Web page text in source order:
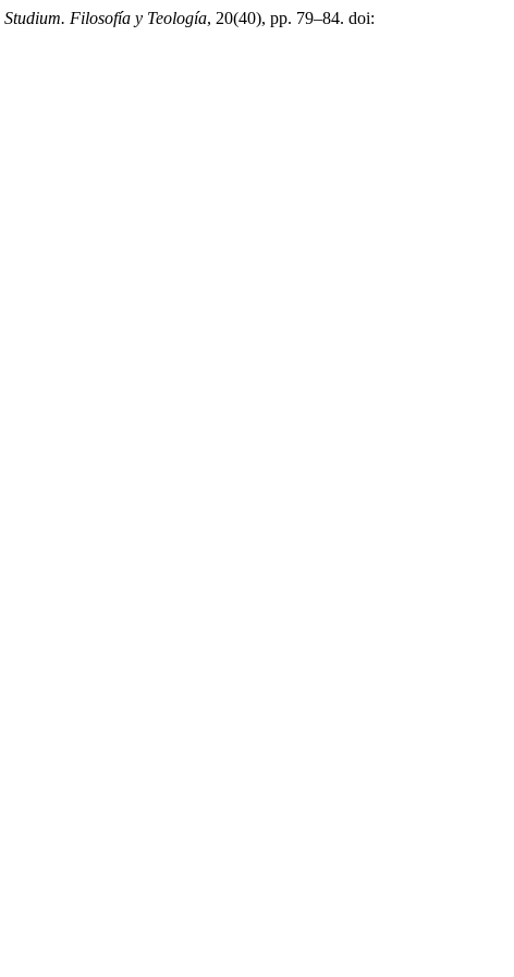
Studium. Filosofía y Teología, 20(40), pp. 79–84. doi: